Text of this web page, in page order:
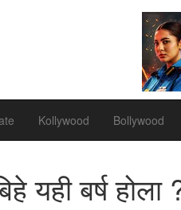
Kollywood Bollywood
बर्ष होला